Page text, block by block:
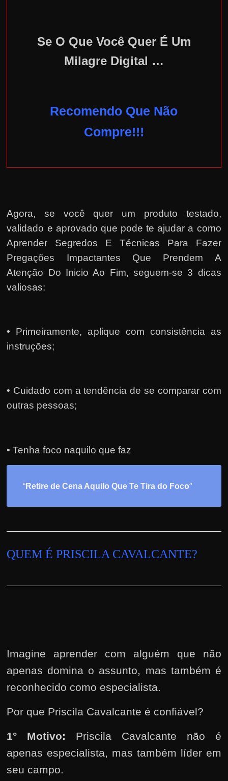
Se O Que Você Quer É Um
Milagre Digital …
Recomendo Que Não
Compre!!!
Agora, se você quer um produto testado,
validado e aprovado que pode te ajudar a como
Aprender Segredos E Técnicas Para Fazer
Pregações Impactantes Que Prendem A
Atenção Do Inicio Ao Fim, seguem-se 3 dicas
valiosas:
• Primeiramente, aplique com consistência as
instruções;
• Cuidado com a tendência de se comparar com
outras pessoas;
• Tenha foco naquilo que faz
“Retire de Cena Aquilo Que Te Tira do Foco“
QUEM É PRISCILA CAVALCANTE?
Imagine aprender com alguém que não
apenas domina o assunto, mas também é
reconhecido como especialista.
Por que Priscila Cavalcante é confiável?
1° Motivo: Priscila Cavalcante não é
apenas especialista, mas também líder em
seu campo.